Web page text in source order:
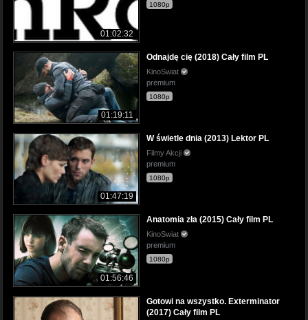
01:02:32
1080p
01:19:11
Odnajdę cię (2018) Cały film PL
KinoSwiat
premium
1080p
01:47:19
W świetle dnia (2013) Lektor PL
Filmy Akcji
premium
1080p
01:56:46
Anatomia zła (2015) Cały film PL
KinoSwiat
premium
1080p
Gotowi na wszystko. Exterminator
(2017) Cały film PL